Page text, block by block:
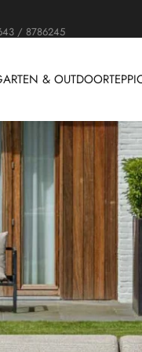
& OUTDOOR